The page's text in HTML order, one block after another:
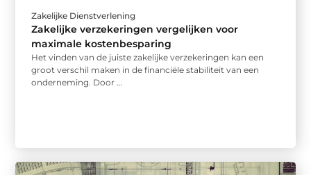
Zakelijke Dienstverlening
Zakelijke verzekeringen vergelijken voor
maximale kostenbesparing
Het vinden van de juiste zakelijke verzekeringen kan een
groot verschil maken in de financiële stabiliteit van een
onderneming. Door ...